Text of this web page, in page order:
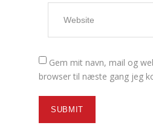
Gem mit navn, mail og
browser til næste gang jeg